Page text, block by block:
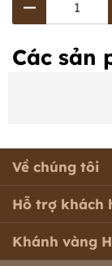
Các sản
Về chúng tôi
Hỗ trợ khách
Khánh vàng